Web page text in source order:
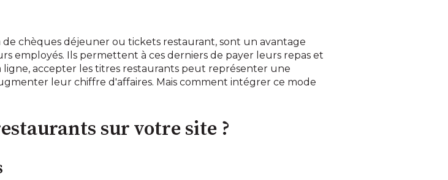
chèques déjeuner ou tickets restaurant, sont un avantage
employés. Ils permettent à ces derniers de payer leurs repas et
ligne, accepter les titres restaurants peut représenter une
leur chiffre d'affaires. Mais comment intégrer ce mode
sur votre site ?